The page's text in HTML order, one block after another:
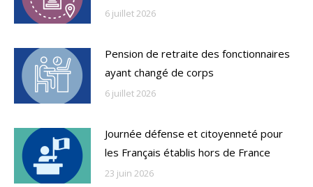
6 juillet 2026
Pension de retraite des fonctionnaires
ayant changé de corps
6 juillet 2026
Journée défense et citoyenneté pour
les Français établis hors de France
23 juin 2026